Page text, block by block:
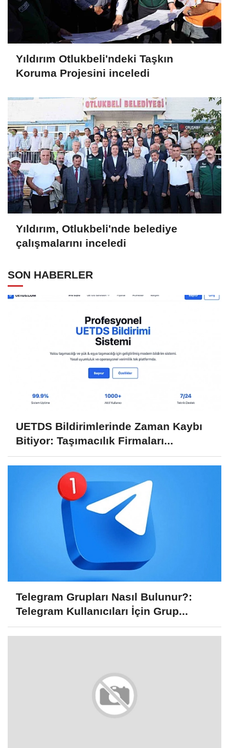
Yıldırım Otlukbeli'ndeki Taşkın
Koruma Projesini inceledi
Yıldırım, Otlukbeli'nde belediye
çalışmalarını inceledi
SON HABERLER
UETDS Bildirimlerinde Zaman Kaybı
Bitiyor: Taşımacılık Firmaları...
Telegram Grupları Nasıl Bulunur?:
Telegram Kullanıcıları İçin Grup...